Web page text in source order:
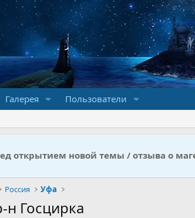
Галерея Пользователи
открытием новой темы / отзыва о
Россия Уфа
н Госцирка